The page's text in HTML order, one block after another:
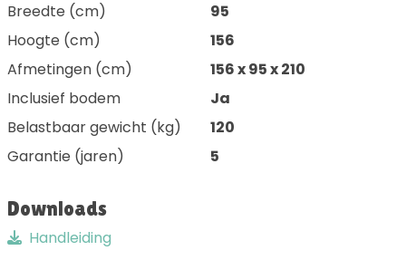
Breedte (cm)
95
Hoogte (cm)
156
Afmetingen (cm)
156 x 95 x 210
Inclusief bodem
Ja
Belastbaar gewicht (kg)
120
Garantie (jaren)
5
Downloads
Handleiding